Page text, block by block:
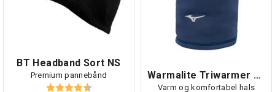
BT Headband Sort NS
Premium pannebånd
Karakter: 4.3 av 5 mulige
Warmalite Triwarmer Blå NS
Varm og komfortabel hals